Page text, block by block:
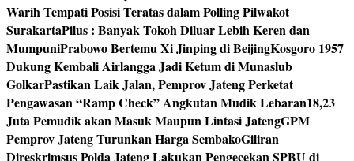
Warih Tempati Posisi Teratas dalam Polling Pilwakot
SurakartaPilus : Banyak Tokoh Diluar Lebih Keren dan
MumpuniPrabowo Bertemu Xi Jinping di BeijingKosgoro 1957
Dukung Kembali Airlangga Jadi Ketum di Munaslub
GolkarPastikan Laik Jalan, Pemprov Jateng Perketat
Pengawasan “Ramp Check” Angkutan Mudik Lebaran18,23
Juta Pemudik akan Masuk Maupun Lintasi JatengGPM
Pemprov Jateng Turunkan Harga SembakoGiliran
Direskrimsus Polda Jateng Lakukan Pengecekan SPBU di